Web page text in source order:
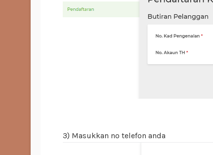
3) Masukkan no telefon anda